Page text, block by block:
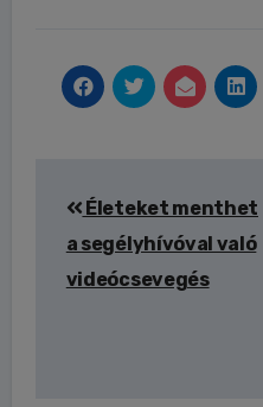
navigáció
Életeket menthet
a segélyhívóval való
videócsevegés